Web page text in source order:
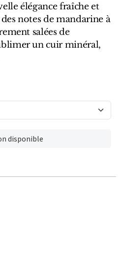
élégance fraîche et
notes de mandarine à
salées de
un cuir minéral,
disponible